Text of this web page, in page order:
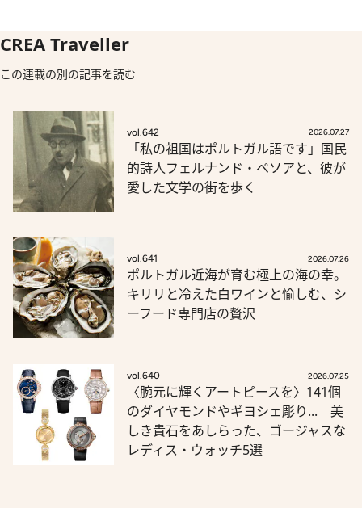
CREA Traveller
この連載の別の記事を読む
vol.642 2026.07.27
「私の祖国はポルトガル語です」国民
的詩人フェルナンド・ペソアと、彼が
愛した文学の街を歩く
vol.641 2026.07.26
ポルトガル近海が育む極上の海の幸。
キリリと冷えた白ワインと愉しむ、シ
ーフード専門店の贅沢
vol.640 2026.07.25
〈腕元に輝くアートピースを〉141個
のダイヤモンドやギヨシェ彫り... 美
しき貴石をあしらった、ゴージャスな
レディス・ウォッチ5選